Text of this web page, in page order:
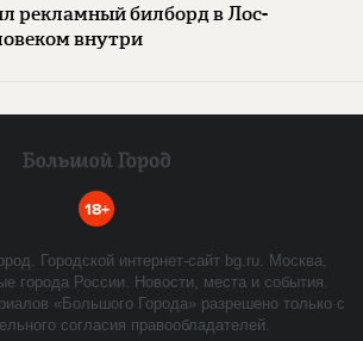
рекламный билборд в Лос-
внутри
18+
Городской интернет-сайт bg.ru. Москва,
города России. Новости, места и события.
«Большого Города» разрешено только с
согласия правообладателей.